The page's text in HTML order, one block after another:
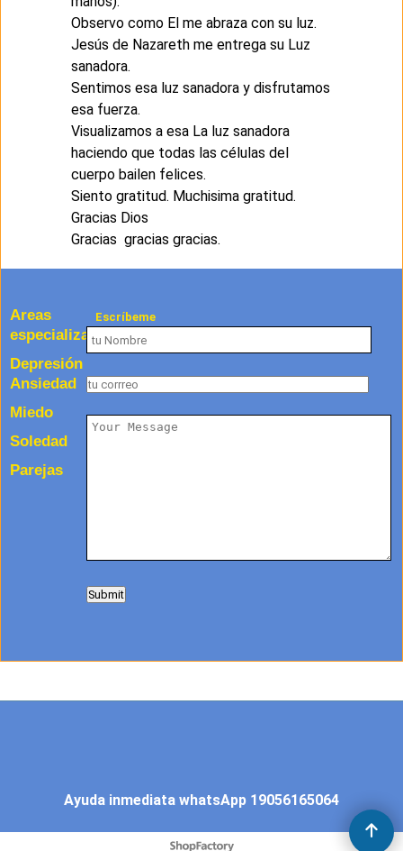
Observo como El me abraza con su luz.
Jesús de Nazareth me entrega su Luz
sanadora.
Sentimos esa luz sanadora y disfrutamos
esa fuerza.
Visualizamos a esa La luz sanadora
haciendo que todas las células del
cuerpo bailen felices.
Siento gratitud. Muchisima gratitud.
Gracias Dios
Gracias gracias gracias.
Areas
especializadas
Depresión
Ansiedad
Miedo
Soledad
Parejas
Escríbeme
Ayuda inmediata whatsApp 19056165064
To create online store